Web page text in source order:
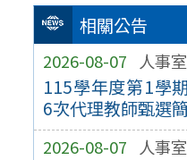
相關公告
2026-08-07 人事室
115學年度第1學
6次代理教師甄選
2026-08-07 人事室